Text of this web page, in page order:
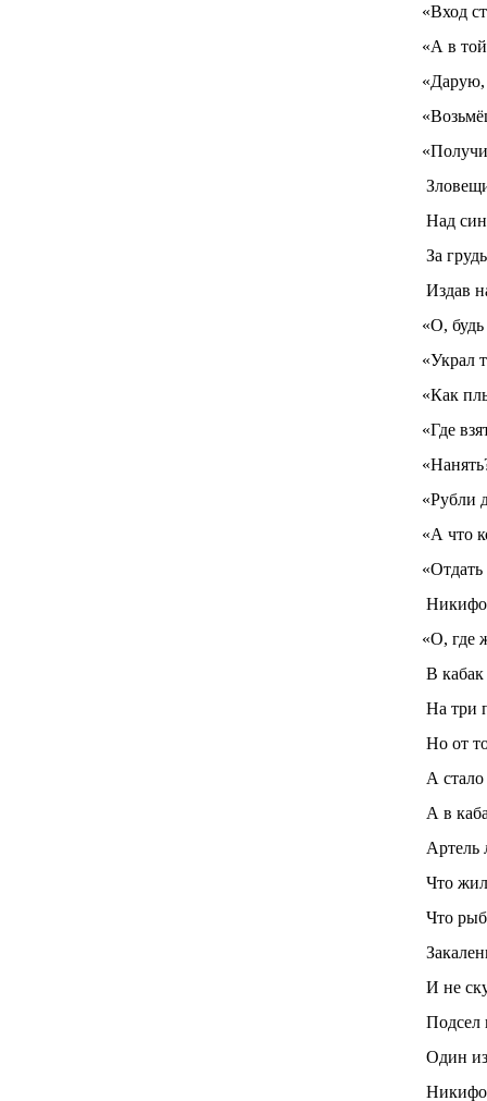
«Вход
«А в
«Дарую,
Над
За
Издав
«О,
«Украл
«Как
«Где
«Рубли
«А что
«Отдать
«О, где
В кабак
На три
Но от
А
А в
Артель
Что
Что
И не
Подсел
Один